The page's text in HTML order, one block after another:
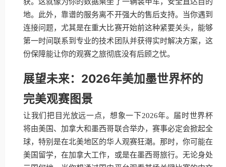
地。此外，靠谱的服务离不开强大的售后支持。当你遇到
连接问题，尤其是在重大比赛开始前这种紧要关头，能够
第一时间联系到专业的技术团队并获得实时解决方案，这
份保障能让你的观赛之旅彻底没有后顾之忧。
展望未来：2026年美加墨世界杯的
完美观赛图景
让我们把目光放远一点，想象一下2026年。届时世界杯
将由美国、加拿大和墨西哥联合举办，赛事必定会掀起全
球，特别是在北美地区的华人观赛狂潮。那时，你可能在
美国留学，在加拿大工作，或是在墨西哥旅行。无论身处